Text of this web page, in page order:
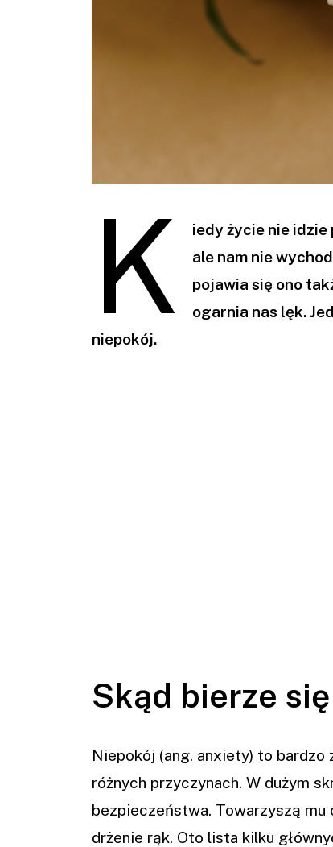
K
iedy życie nie
ale nam nie
pojawia się ono
ogarnia nas lęk.
niepokój.
Skąd bierze
Niepokój (ang. anxiety) to bardzo
różnych przyczynach. W dużym
bezpieczeństwa. Towarzyszą
drżenie rąk. Oto lista kilku